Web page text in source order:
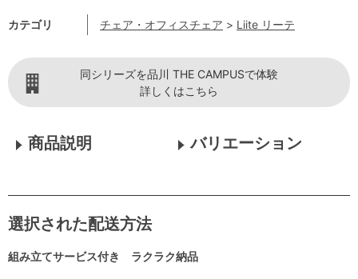
カテゴリ チェア・オフィスチェア > Liite リーテ
同シリーズを品川 THE CAMPUSで体験
詳しくはこちら
商品説明 バリエーション
選択された配送方法
組み立てサービス付き ラクラク納品